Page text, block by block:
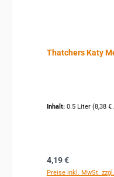
Thatchers Katy
Inhalt: 0.5 Liter (8,38
Regulärer Preis:
4,19 €
Preise inkl. MwSt.